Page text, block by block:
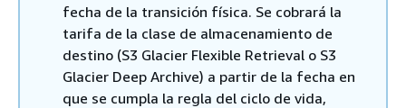
fecha de la transición física. Se cobrará la
tarifa de la clase de almacenamiento de
destino (S3 Glacier Flexible Retrieval o S3
Glacier Deep Archive) a partir de la fecha en
que se cumpla la regla del ciclo de vida,